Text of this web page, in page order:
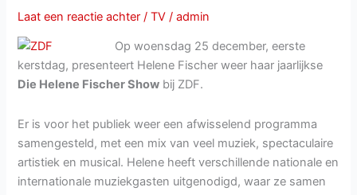
uns
bij
ARD
Laat een reactie achter /TV /admin
Op woensdag 25 december, eerste
kerstdag, presenteert Helene Fischer weer haar jaarlijkse
Die Helene Fischer Show bij ZDF.
Er is voor het publiek weer een afwisselend programma
samengesteld, met een mix van veel muziek, spectaculaire
artistiek en musical. Helene heeft verschillende nationale en
internationale muziekgasten uitgenodigd, waar ze samen